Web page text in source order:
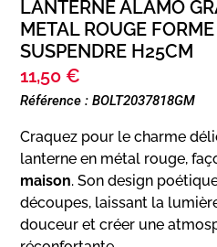
LANTERNE ALAMO
METAL ROUGE
SUSPENDRE H25CM
11,50 €
Référence : BOLT2037818GM
Craquez pour le charme
lanterne en métal rouge,
maison. Son design
découpes, laissant la
douceur et créer une